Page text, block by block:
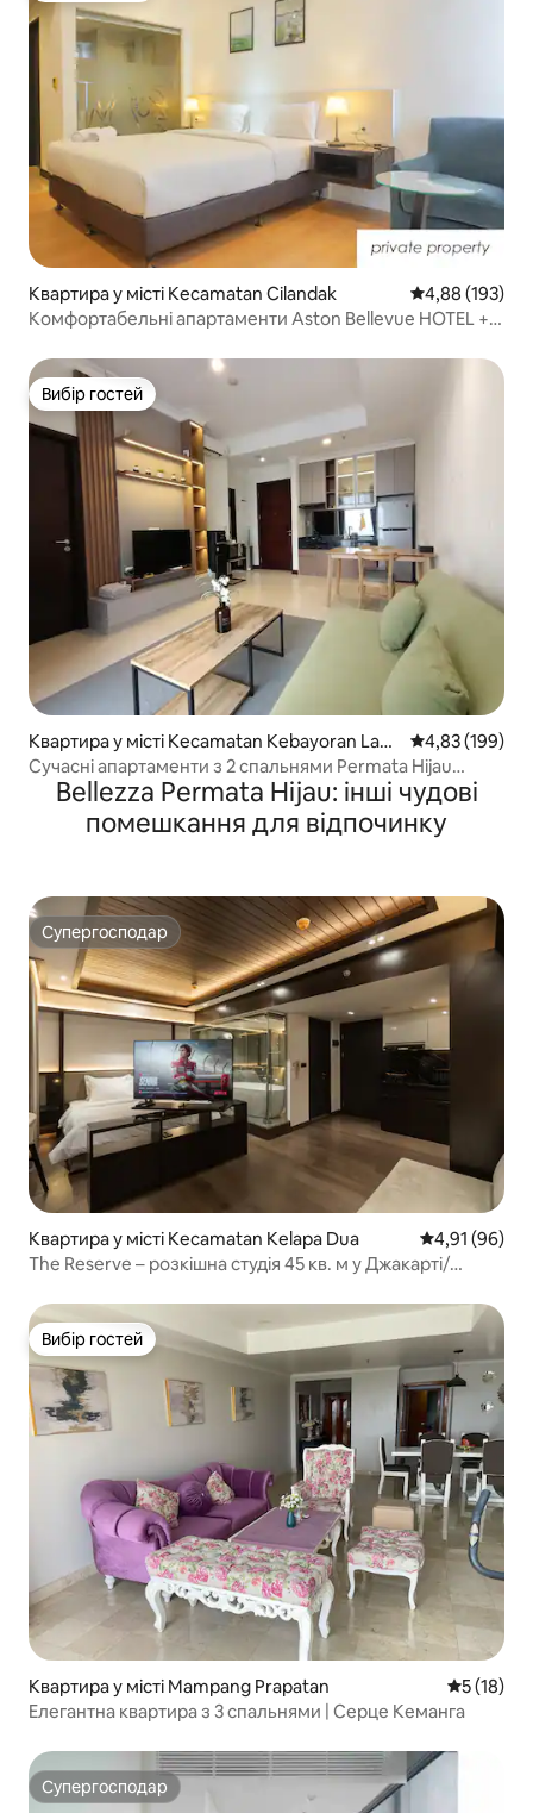
Квартира у місті Kecamatan Cilandak Середня
4,88 (193)
Комфортабельні апартаменти Aston Bellevue HOTEL +
Вибір гостей
Вибір гостей
Квартира у місті Kecamatan Kebayoran Lam
a
Середня
4,83 (199)
Сучасні апартаменти з 2 спальнями Permata Hijau
Suites Jakarta
Bellezza Permata Hijau: інші чудові
помешкання для відпочинку
Супергосподар
Супергосподар
Квартира у місті Kecamatan Kelapa Dua Середня
4,91 (96)
The Reserve – розкішна студія 45 кв. м у Джакарті/
Вибір гостей
Вибір гостей
Квартира у місті Mampang Prapatan Середня
5 (18)
Елегантна квартира з 3 спальнями | Серце Кеманга
Супергосподар
Супергосподар